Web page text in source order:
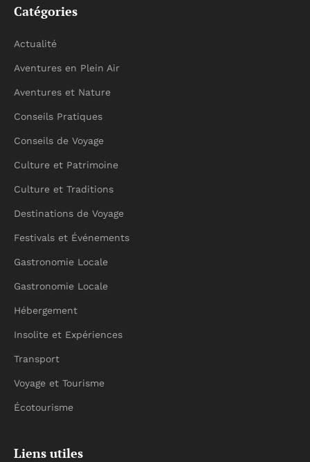
Catégories
Actualité
Aventures en Plein Air
Aventures et Nature
Conseils Pratiques
Conseils de Voyage
Culture et Patrimoine
Culture et Traditions
Destinations de Voyage
Festivals et Événements
Gastronomie Locale
Gastronomie Locale
Hébergement
Insolite et Expériences
Transport
Voyage et Tourisme
Écotourisme
Liens utiles